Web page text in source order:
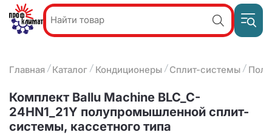
Акции и
О компании
Наши услуги
Оплата и доставка
Контакты
8
25-
93-63
Главная Каталог Кондиционеры Сплит-системы
Комплект Ballu Machine BLC_C-
24HN1_21Y полупромышленной сплит-
системы, кассетного типа